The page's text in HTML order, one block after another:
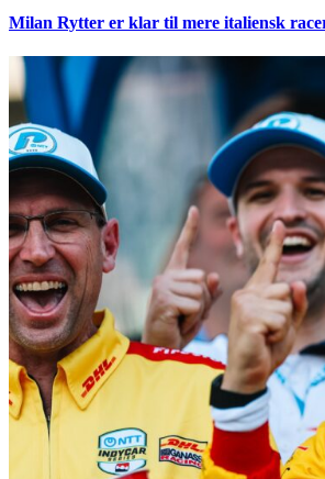
Milan Rytter er klar til mere italiensk